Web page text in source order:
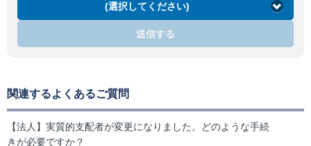
(選択してください)
送信する
関連するよくあるご質問
【法人】実質的支配者が変更になりました。どのような手続
きが必要ですか？